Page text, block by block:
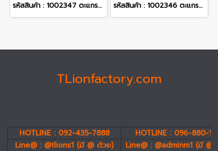
รหัสสินค้า : 1002347 ตะแกรงกรงไก่ ชุบร้อน ขนาดตา 1/2 นิ้ว เบอร์ #19 ขนาดลวด 1 มม. กว้าง 0.914 ม. ยาว 30 ม. หนัก 27.3 กก. รหัสสินค้า : 1002346 ตะแกรงกรงไก่ ชุบร้อน ขนาดตา 1/2 นิ้ว เบอร์ #16 ขนาดลวด 1.6 มม. กว้าง 0.914 ม. ยาว 15 ม. หนัก 35.50 กก.
TLionfactory.com
HOTLINE : 092-435-7888
HOTLINE : 096-880-
Line@ : @tlions1 (มี @ ด้วย)
Line@ : @adminm1 (มี